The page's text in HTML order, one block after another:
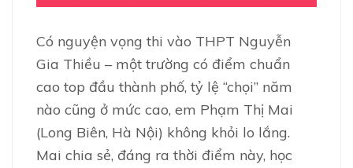
Có nguyện vọng thi vào THPT Nguyễn
Gia Thiều – một trường có điểm chuẩn
cao top đầu thành phố, tỷ lệ “chọi” năm
nào cũng ở mức cao, em Phạm Thị Mai
(Long Biên, Hà Nội) không khỏi lo lắng.
Mai chia sẻ, đáng ra thời điểm này, học